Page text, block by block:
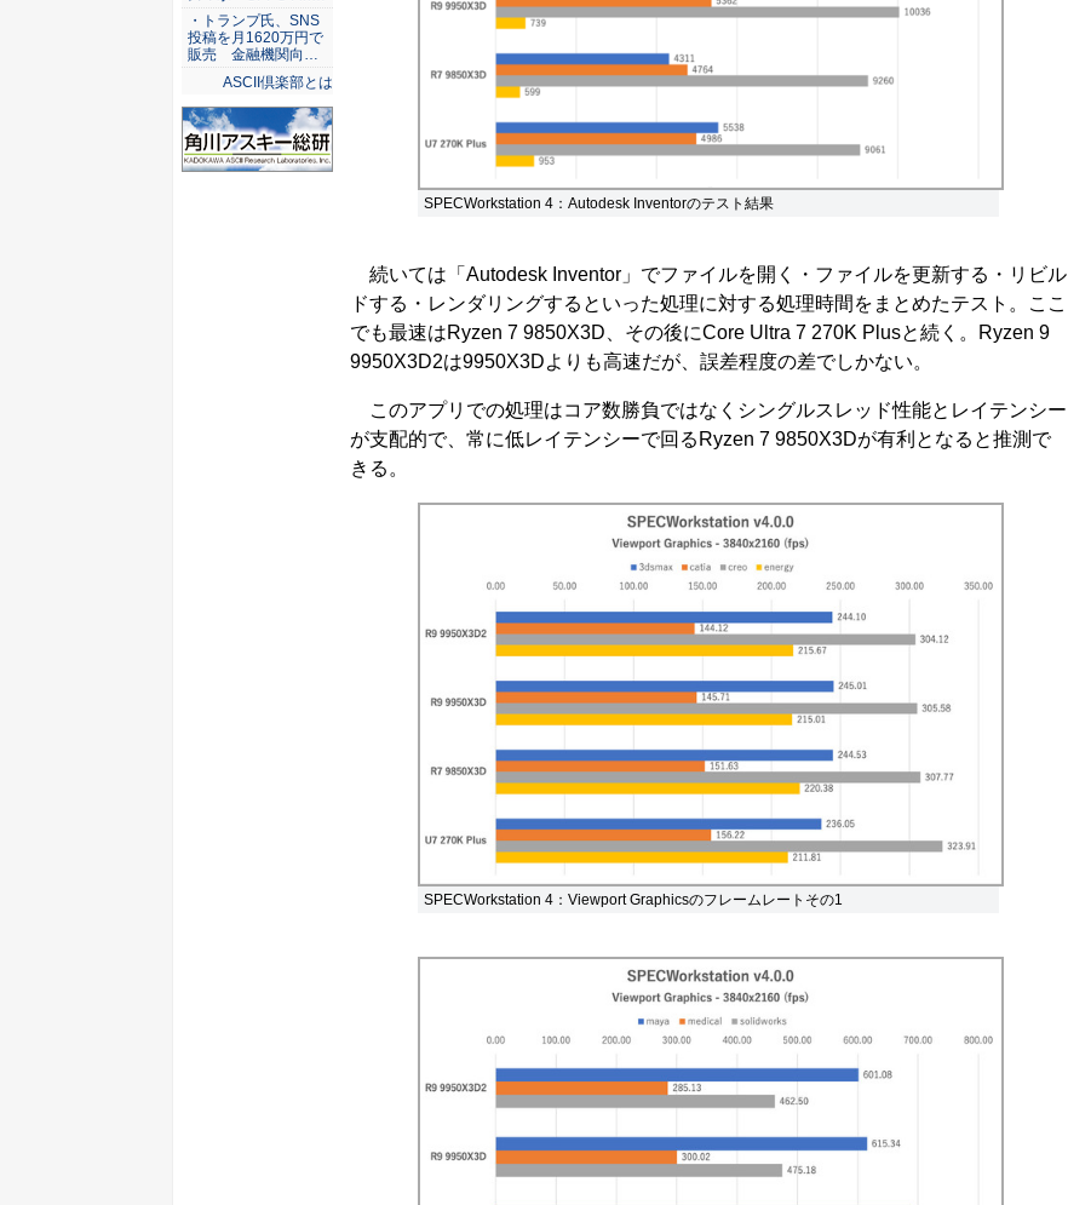
SPECWorkstation 4：Autodesk Inventorのテスト結果
続いては「Autodesk Inventor」でファイルを開く・ファイルを更新する・リビル
ドする・レンダリングするといった処理に対する処理時間をまとめたテスト。ここ
でも最速はRyzen 7 9850X3D、その後にCore Ultra 7 270K Plusと続く。Ryzen 9
9950X3D2は9950X3Dよりも高速だが、誤差程度の差でしかない。
このアプリでの処理はコア数勝負ではなくシングルスレッド性能とレイテンシー
が支配的で、常に低レイテンシーで回るRyzen 7 9850X3Dが有利となると推測で
きる。
SPECWorkstation 4：Viewport Graphicsのフレームレートその1
・トランプ氏、SNS
投稿を月1620万円で
販売 金融機関向…
ASCII倶楽部とは